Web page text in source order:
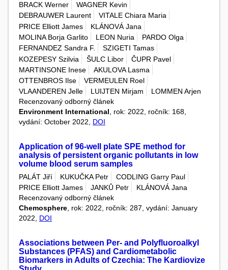
BRACK Werner
WAGNER Kevin
DEBRAUWER Laurent
VITALE Chiara Maria
PRICE Elliott James
KLÁNOVÁ Jana
MOLINA Borja Garlito
LEON Nuria
PARDO Olga
FERNANDEZ Sandra F.
SZIGETI Tamas
KOZEPESY Szilvia
ŠULC Libor
ČUPR Pavel
MARTINSONE Inese
AKULOVA Lasma
OTTENBROS Ilse
VERMEULEN Roel
VLAANDEREN Jelle
LUIJTEN Mirjam
LOMMEN Arjen
Recenzovaný odborný článek
Environment International, rok: 2022, ročník: 168,
vydání: October 2022, DOI
Application of 96-well plate SPE method for
analysis of persistent organic pollutants in low
volume blood serum samples
PALÁT Jiří KUKUČKA Petr
CODLING Garry Paul
PRICE Elliott James
JANKŮ Petr
KLÁNOVÁ Jana
Recenzovaný odborný článek
Chemosphere , rok: 2022, ročník: 287, vydání: January
2022, DOI
Associations between Per- and Polyfluoroalkyl
Substances (PFAS) and Cardiometabolic
Biomarkers in Adults of Czechia: The Kardiovize